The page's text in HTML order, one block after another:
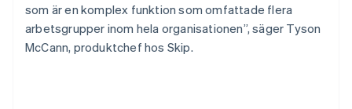
som är en komplex funktion som omfattade flera
arbetsgrupper inom hela organisationen”, säger Tyson
McCann, produktchef hos Skip.